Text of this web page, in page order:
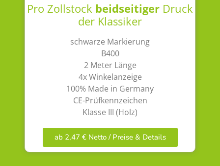
Pro Zollstock beidseitiger Druck
der Klassiker
schwarze Markierung
B400
2 Meter Länge
4x Winkelanzeige
100% Made in Germany
CE-Prüfkennzeichen
Klasse III (Holz)
ab 2,47 € Netto / Preise & Details